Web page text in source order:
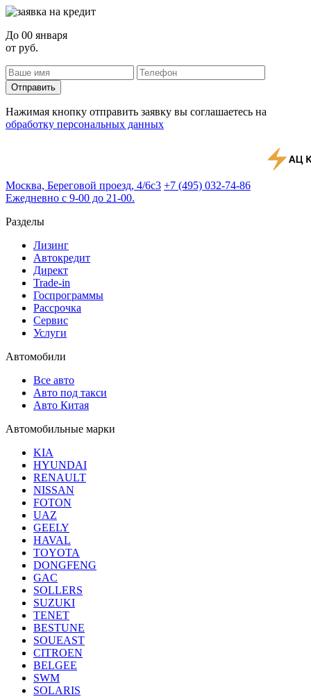
До 00 января
от руб.
Отправить
Нажимая кнопку отправить заявку вы соглашаетесь на
обработку персональных данных
Москва, Береговой проезд, 4/6с3 +7 (495) 032-74-86
Ежедневно с 9-00 до 21-00.
Разделы
Лизинг
Автокредит
Директ
Trade-in
Госпрограммы
Рассрочка
Сервис
Услуги
Автомобили
Все авто
Авто под такси
Авто Китая
Автомобильные марки
KIA
HYUNDAI
RENAULT
NISSAN
FOTON
UAZ
GEELY
HAVAL
TOYOTA
DONGFENG
GAC
SOLLERS
SUZUKI
TENET
BESTUNE
SOUEAST
CITROEN
BELGEE
SWM
SOLARIS